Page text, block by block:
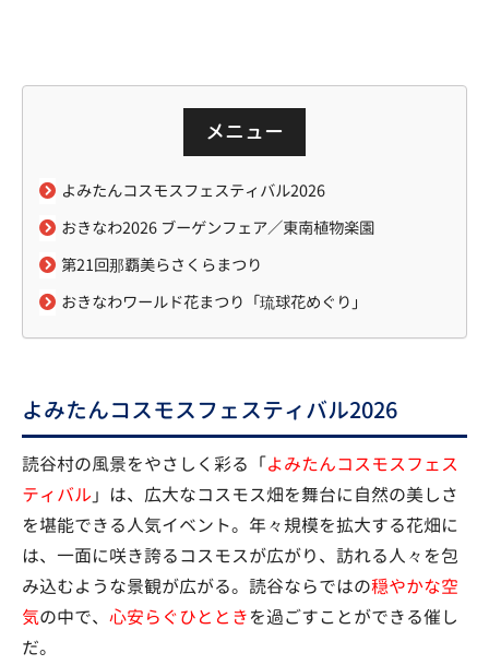
メニュー
よみたんコスモスフェスティバル2026
おきなわ2026 ブーゲンフェア／東南植物楽園
第21回那覇美らさくらまつり
おきなわワールド花まつり「琉球花めぐり」
よみたんコスモスフェスティバル2026
読谷村の風景をやさしく彩る「よみたんコスモスフェス
ティバル 」は、広大なコスモス畑を舞台に自然の美しさ
を堪能できる人気イベント。年々規模を拡大する花畑に
は、一面に咲き誇るコスモスが広がり、訪れる人々を包
み込むような景観が広がる。読谷ならではの穏やかな空
気の中で、 心安らぐひとときを過ごすことができる催し
だ。